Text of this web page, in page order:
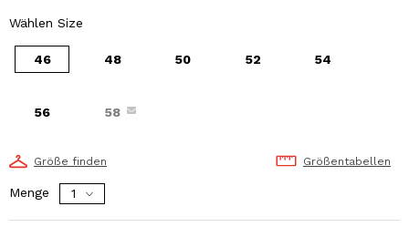
Wählen Size
46 48 50 52 54
56 58
Größe finden Größentabellen
Menge